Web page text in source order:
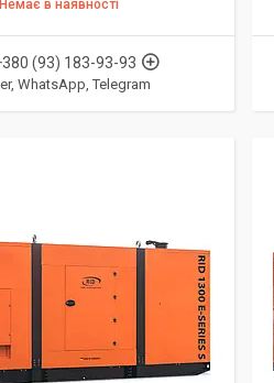
Немає в наявності
(93) 183-93-93
WhatsApp, Telegram